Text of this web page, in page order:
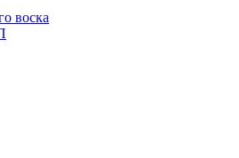
воска